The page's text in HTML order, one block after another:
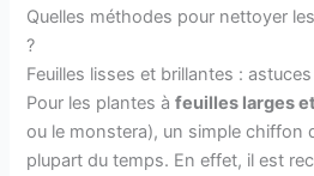
Quelles méthodes pour nettoyer
?
Feuilles lisses et brillantes :
Pour les plantes àfeuilles larges
ou le monstera), un simple chiffon
plupart du temps. En effet, il est